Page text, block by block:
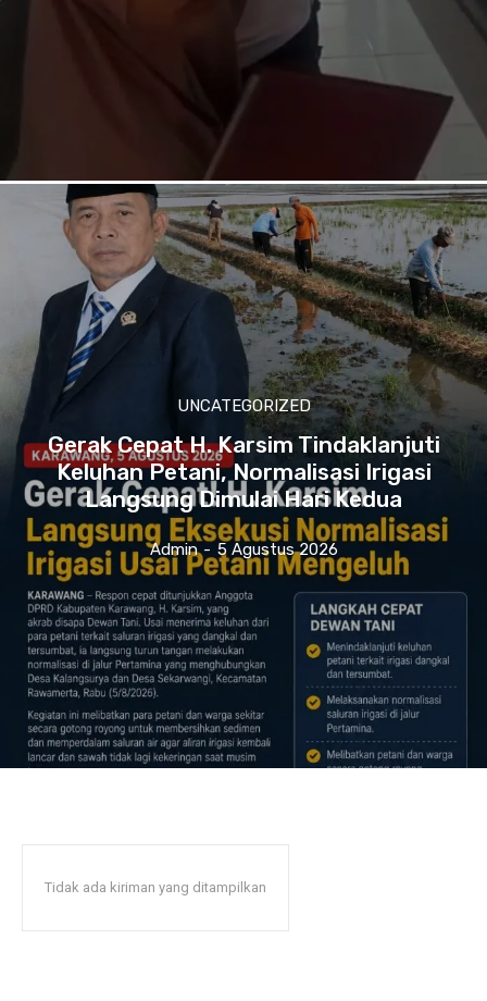
UNCATEGORIZED
Gerak Cepat H. Karsim Tindaklanjuti
Keluhan Petani, Normalisasi Irigasi
Langsung Dimulai Hari Kedua
Admin - 5 Agustus 2026
Tidak ada kiriman yang ditampilkan